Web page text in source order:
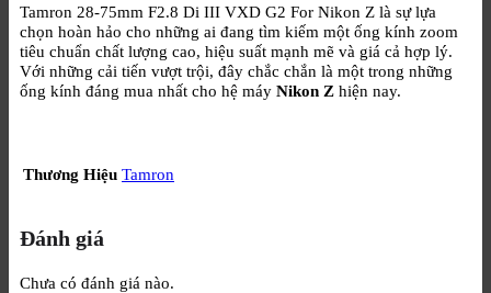
Tamron 28-75mm F2.8 Di III VXD G2 For Nikon Z là sự lựa
chọn hoàn hảo cho những ai đang tìm kiếm một ống kính zoom
tiêu chuẩn chất lượng cao, hiệu suất mạnh mẽ và giá cả hợp lý.
Với những cải tiến vượt trội, đây chắc chắn là một trong những
ống kính đáng mua nhất cho hệ máy Nikon Z hiện nay.
Thương Hiệu Tamron
Đánh giá
Chưa có đánh giá nào.